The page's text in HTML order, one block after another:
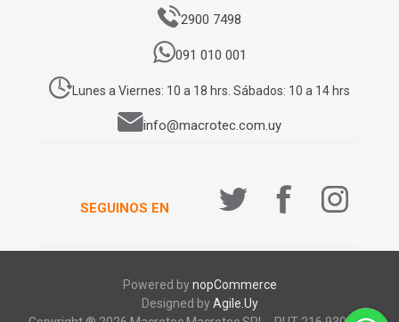
2900 7498
091 010 001
Lunes a Viernes: 10 a 18 hrs. Sábados: 10 a 14 hrs
info@macrotec.com.uy
SEGUINOS EN
Powered bynopCommerce
Designed byAgile.Uy